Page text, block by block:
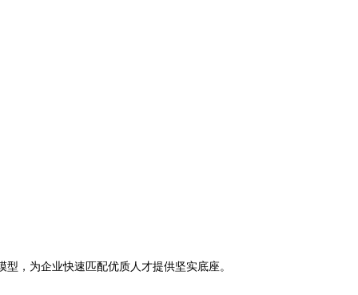
，为企业快速匹配优质人才提供坚实底座。